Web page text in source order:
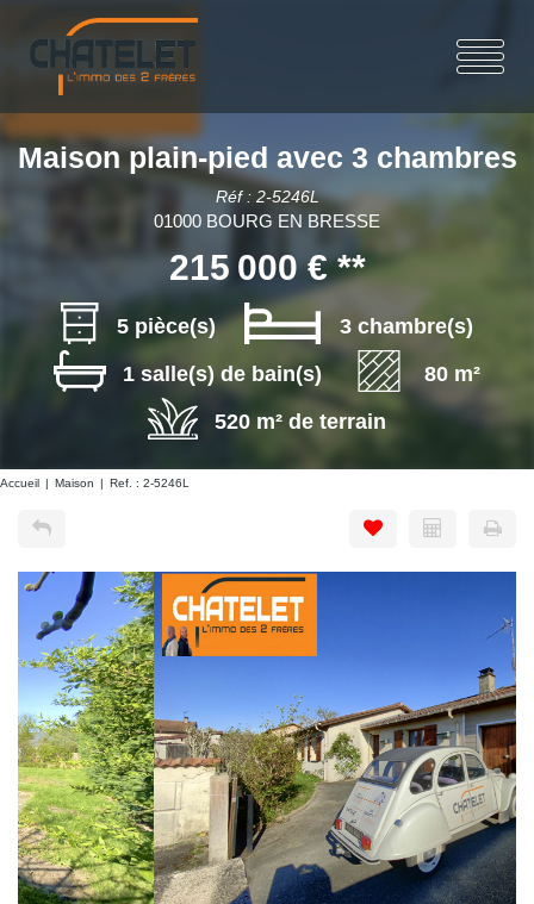
Maison plain-pied avec 3 chambres
Réf : 2-5246L
01000 BOURG EN BRESSE
215 000 €**
5 pièce(s)
3 chambre(s)
1 salle(s) de bain(s)
80 m²
520 m² de terrain
Accueil Maison Ref. : 2-5246L